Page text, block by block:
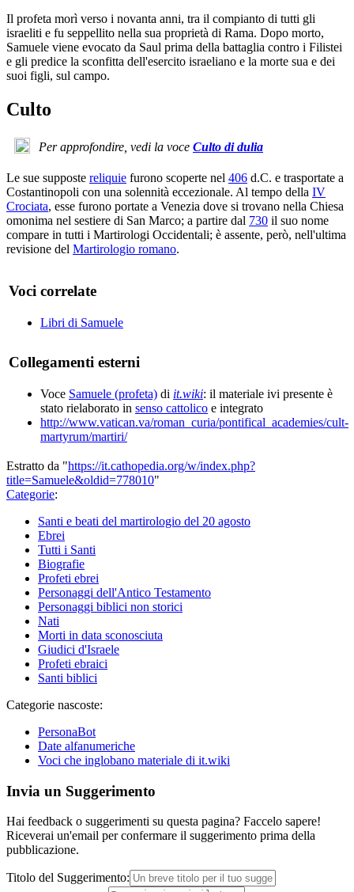
Il profeta morì verso i novanta anni, tra il compianto di tutti gli
israeliti e fu seppellito nella sua proprietà di Rama. Dopo morto,
Samuele viene evocato da Saul prima della battaglia contro i Filistei
e gli predice la sconfitta dell'esercito israeliano e la morte sua e dei
suoi figli, sul campo.
Culto
Per approfondire, vedi la voce Culto di dulia
Le sue supposte reliquie furono scoperte nel 406 d.C. e trasportate a
Costantinopoli con una solennità eccezionale. Al tempo della IV
Crociata, esse furono portate a Venezia dove si trovano nella Chiesa
omonima nel sestiere di San Marco; a partire dal 730 il suo nome
compare in tutti i Martirologi Occidentali; è assente, però, nell'ultima
revisione del Martirologio romano.
Voci correlate
Libri di Samuele
Collegamenti esterni
Voce Samuele (profeta) di it.wiki: il materiale ivi presente è
stato rielaborato in senso cattolico e integrato
http://www.vatican.va/roman_curia/pontifical_academies/cult-
martyrum/martiri/
Estratto da "https://it.cathopedia.org/w/index.php?
title=Samuele&oldid=778010"
Categorie:
Santi e beati del martirologio del 20 agosto
Ebrei
Tutti i Santi
Biografie
Profeti ebrei
Personaggi dell'Antico Testamento
Personaggi biblici non storici
Nati
Morti in data sconosciuta
Giudici d'Israele
Profeti ebraici
Santi biblici
Categorie nascoste:
PersonaBot
Date alfanumeriche
Voci che inglobano materiale di it.wiki
Invia un Suggerimento
Hai feedback o suggerimenti su questa pagina? Faccelo sapere!
Riceverai un'email per confermare il suggerimento prima della
pubblicazione.
Titolo del Suggerimento: